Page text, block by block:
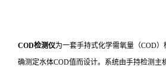
COD检测仪为一套手持式化学需氧量（COD
确测定水体COD值而设计。系统由手持检测主